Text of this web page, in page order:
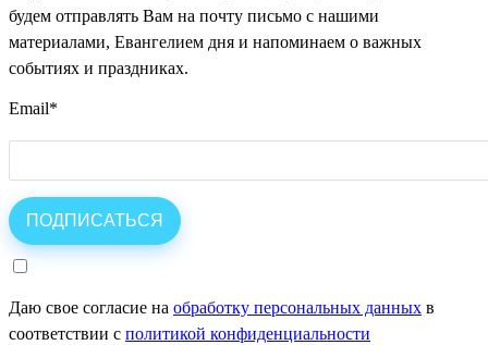
будем отправлять Вам на почту письмо с нашими
материалами, Евангелием дня и напоминаем о важных
событиях и праздниках.
Email*
Даю свое согласие на обработку персональных данных в
соответствии с политикой конфиденциальности